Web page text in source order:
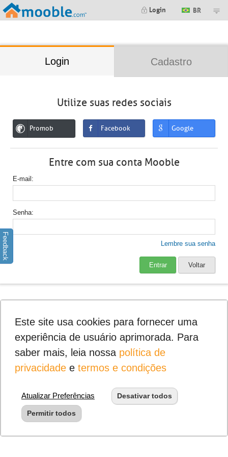
Login BR
Login Cadastro
Utilize suas redes sociais
Promob Facebook Google
Entre com sua conta Mooble
E-mail
Senha
Lembre sua senha
Entrar Voltar
Feedback
Este site usa cookies para fornecer uma
experiência de usuário aprimorada. Para
saber mais, leia nossa política de
privacidadee termos e condições
Atualizar Preferências Desativar todos
Permitir todos